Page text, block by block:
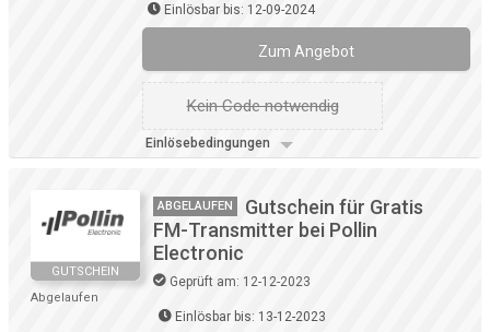
Einlösbar bis: 12-09-2024
Zum Angebot
Kein Code notwendig
Einlösebedingungen
GUTSCHEIN
Abgelaufen
ABGELAUFEN
Gutschein für Gratis
FM-Transmitter bei Pollin
Electronic
Geprüft am: 12-12-2023
Einlösbar bis: 13-12-2023